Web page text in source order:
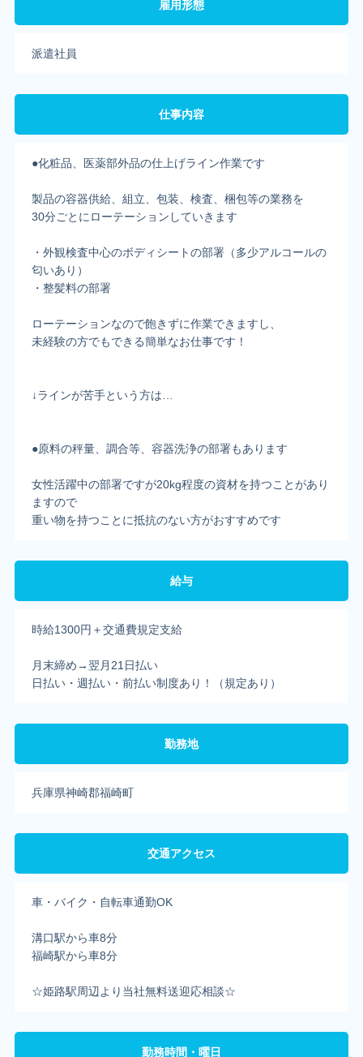
雇用形態
派遣社員
仕事内容
●化粧品、医薬部外品の仕上げライン作業です
製品の容器供給、組立、包装、検査、梱包等の業務を
30分ごとにローテーションしていきます
・外観検査中心のボディシートの部署（多少アルコールの
匂いあり）
・整髪料の部署
ローテーションなので飽きずに作業できますし、
未経験の方でもできる簡単なお仕事です！
↓ラインが苦手という方は…
●原料の秤量、調合等、容器洗浄の部署もあります
女性活躍中の部署ですが20kg程度の資材を持つことがあり
ますので
重い物を持つことに抵抗のない方がおすすめです
給与
時給1300円＋交通費規定支給
月末締め→翌月21日払い
日払い・週払い・前払い制度あり！（規定あり）
勤務地
兵庫県神崎郡福崎町
交通アクセス
車・バイク・自転車通勤OK
溝口駅から車8分
福崎駅から車8分
☆姫路駅周辺より当社無料送迎応相談☆
勤務時間・曜日